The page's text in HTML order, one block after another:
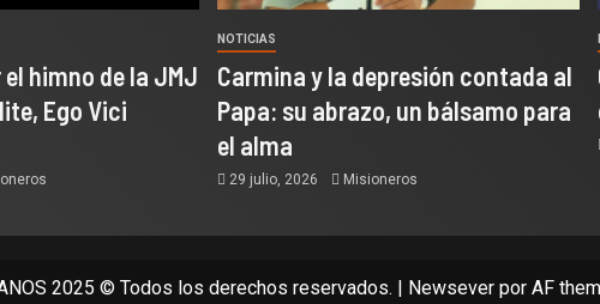
himno de la JMJ
Ego Vici
NOTICIAS
Carmina y la depresión contada al
Papa: su abrazo, un bálsamo para
el alma
29 julio, 2026 Misioneros
2025 © Todos los derechos reservados. | Newseverpor AF